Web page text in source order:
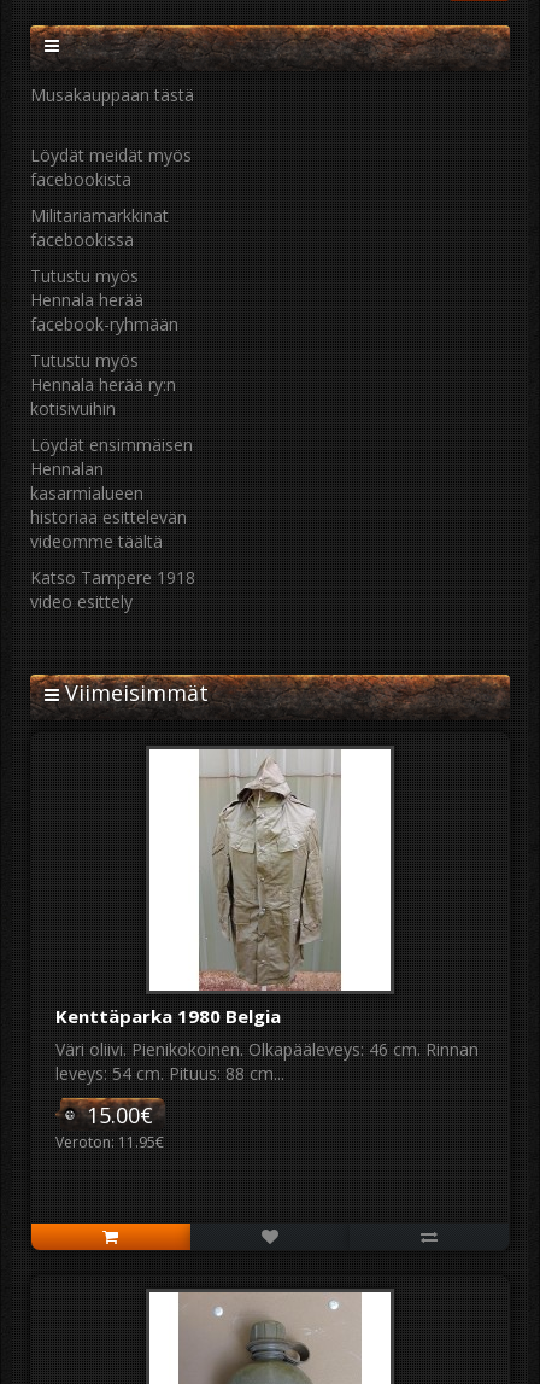
Musakauppaan tästä
Löydät meidät myös
facebookista
Militariamarkkinat
facebookissa
Tutustu myös
Hennala herää
facebook-ryhmään
Tutustu myös
Hennala herää ry:n
kotisivuihin
Löydät ensimmäisen
Hennalan
kasarmialueen
historiaa esittelevän
videomme täältä
Katso Tampere 1918
video esittely
Viimeisimmät
Kenttäparka 1980 Belgia
Väri oliivi. Pienikokoinen. Olkapääleveys: 46 cm. Rinnan
leveys: 54 cm. Pituus: 88 cm...
15.00€
Veroton: 11.95€